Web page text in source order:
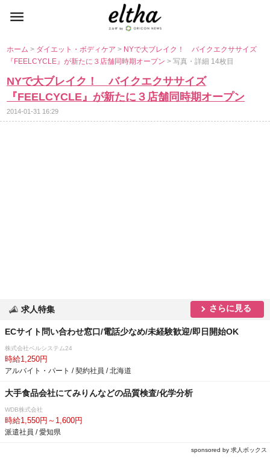
ホーム> ダイエット・ボディケア> NYで大ブレイク！ バイクエクササイズ
『FEELCYCLE』が新たに３店舗同時期オープン> 写真・詳細 14枚目
NYで大ブレイク！ バイクエクササイズ
『FEELCYCLE』が新たに３店舗同時期オープン
2014-01-31 16:29
求人特集 さらに見る
ECサイト問い合わせ窓口/電話少なめ/未経験歓迎/即日開始OK
株式会社ベルシステム24
時給1,250円
アルバイト・パート / 契約社員 / 北海道
大手食品会社にてみりんなどの品質検査/化学分析
WDB株式会社
時給1,550円～1,600円
派遣社員 / 愛知県
sponsored by 求人ボックス